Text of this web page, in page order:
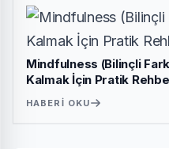
Mindfulness (Bilinçli
Kalmak İçin Pratik
HABERI OKU